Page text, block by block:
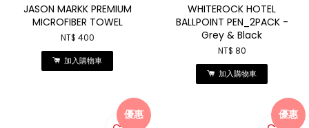
JASON MARKK PREMIUM
MICROFIBER TOWEL
NT$ 400
加入購物車
WHITEROCK HOTEL
BALLPOINT PEN_2PACK -
Grey & Black
NT$ 80
加入購物車
優惠 優惠